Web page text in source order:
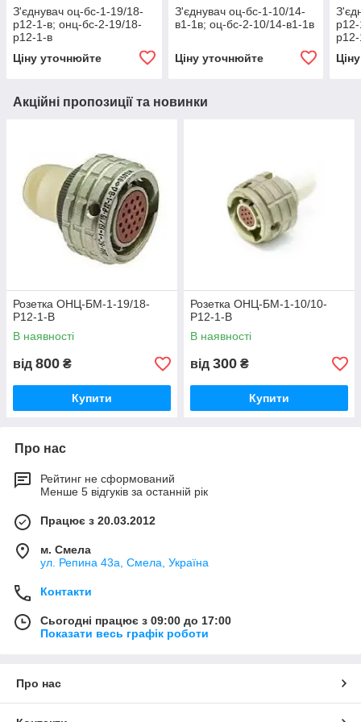
З'єднувач оц-бс-1-19/18-
р12-1-в; онц-бс-2-19/18-
р12-1-в
Ціну уточнюйте
З'єднувач оц-бс-1-10/14-
в1-1в; оц-бс-2-10/14-в1-1в
Ціну уточнюйте
Акційні пропозиції та новинки
Розетка ОНЦ-БМ-1-19/18-
Р12-1-В
В наявності
від 800 ₴
Купити
Розетка ОНЦ-БМ-1-10/10-
Р12-1-В
В наявності
від 300 ₴
Купити
Про нас
Рейтинг не сформований
Менше 5 відгуків за останній рік
Працює з 20.03.2012
м. Смела
ул. Репина 43а, Смела, Україна
Контакти
Сьогодні працює з 09:00 до 17:00
Показати весь графік роботи
Про нас